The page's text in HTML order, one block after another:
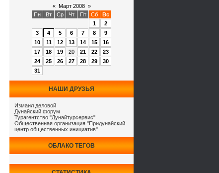
« Март 2008 »
Пн
Вт Ср Чт Пт Сб
Вс
1
2
3
4 5 6 7 8
9
10
11 12 13 14 15
16
17
18 19 20 21 22
23
24
25 26 27 28 29
30
31
НАШИ ДРУЗЬЯ
Измаил деловой
Дунайский форум
Турагентство "Дунайтурсервис"
Общественная организация "Придунайский
центр общественных инициатив"
ОБЛАКО ТЕГОВ